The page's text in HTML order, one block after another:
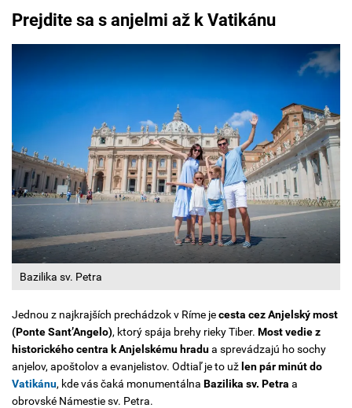
Prejdite sa s anjelmi až k Vatikánu
Bazilika sv. Petra
Jednou z najkrajších prechádzok v Ríme jecesta cez Anjelský most
(Ponte Sant’Angelo), ktorý spája brehy rieky Tiber. Most vedie z
historického centra k Anjelskému hradua sprevádzajú ho sochy
anjelov, apoštolov a evanjelistov. Odtiaľ je to už len pár minút do
Vatikánu, kde vás čaká monumentálna Bazilika sv. Petra a
obrovské Námestie sv. Petra.